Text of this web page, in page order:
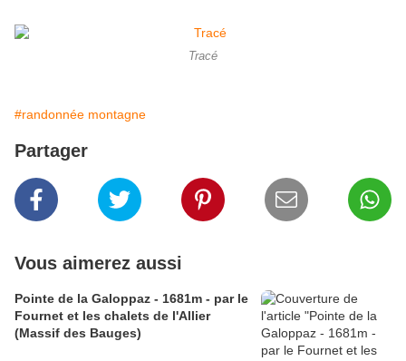
Tracé
#randonnée montagne
Partager
Vous aimerez aussi
Pointe de la Galoppaz - 1681m - par le
Fournet et les chalets de l'Allier
(Massif des Bauges)